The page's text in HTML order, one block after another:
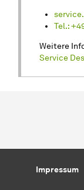
Tel.:
Weitere
Service
Impressum